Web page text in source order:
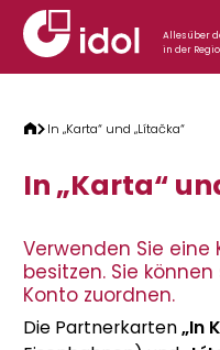
Zum Inhalt springen
Alles über
in der
In „Karta“ und „Lítačka“
In „Karta“
Verwenden Sie eine
besitzen. Sie
Konto zuordnen.
Die Partnerkarten„In